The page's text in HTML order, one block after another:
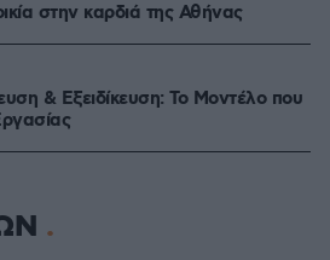
στην καρδιά της Αθήνας
& Εξειδίκευση: Το Mοντέλο που